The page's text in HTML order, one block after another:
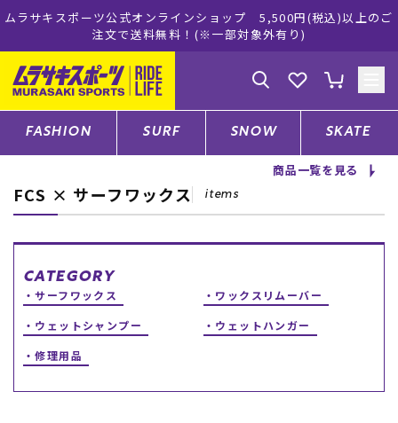
ーツ公式オンラインショップ 5,500円(税込)以上のご
注文で送料無料！(※一部対象外有り)
ムラサキス
ゲスト様
ログイン 会員登録
店舗一覧
CATEGORY
ファッションTOP
FASHION SURF SNOW SKATE
商品一覧を見る
FCS × サーフワックス items
CATEGORY
サーフワックス
ワックスリムーバー
ウェットシャンプー
ウェットハンガー
修理用品